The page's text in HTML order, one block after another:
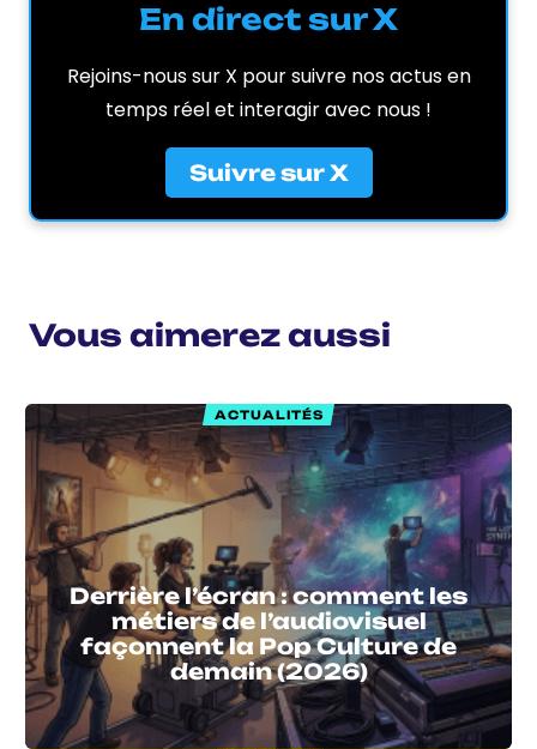
En direct sur X
Rejoins-nous sur X pour suivre nos actus en
temps réel et interagir avec nous !
Suivre sur X
Vous aimerez aussi
ACTUALITÉS
Derrière l’écran : comment les
métiers de l’audiovisuel
façonnent la Pop Culture de
demain (2026)